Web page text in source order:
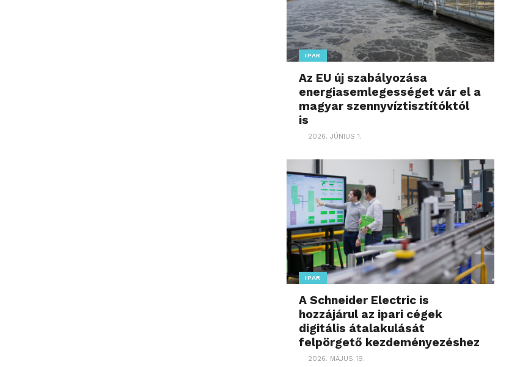
IPAR
Az EU új szabályozása
energiasemlegességet vár el a
magyar szennyvíztisztítóktól
is
2026. JÚNIUS 1.
IPAR
A Schneider Electric is
hozzájárul az ipari cégek
digitális átalakulását
felpörgető kezdeményezéshez
2026. MÁJUS 19.